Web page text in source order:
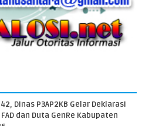
Dinas P3AP2KB Gelar Deklarasi
dan Duta GenRe Kabupaten